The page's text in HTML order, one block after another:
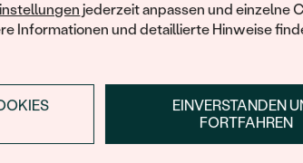
jederzeit anpassen und einzelne
Informationen und detaillierte Hinweise
EINVERSTANDEN
FORTFAHREN
ANMELDEN &
E-Mail-Adresse je bei uns in